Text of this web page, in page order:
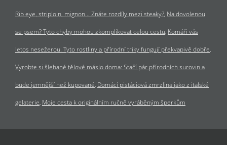
Rib eye, striploin, mignon… Znáte rozdíly mezi steaky? Na dovolenou
se psem? Tyto chyby mohou zkomplikovat celou cestu Komáři vás
letos nesežerou. Tyto rostliny a přírodní triky fungují překvapivě dobře
Vyrobte si šlehané tělové máslo doma: Stačí pár přírodních surovin a
bude jemnější než kupované Domácí pistáciová zmrzlina jako z italské
gelaterie Moje cesta k originálním ručně vyráběným šperkům